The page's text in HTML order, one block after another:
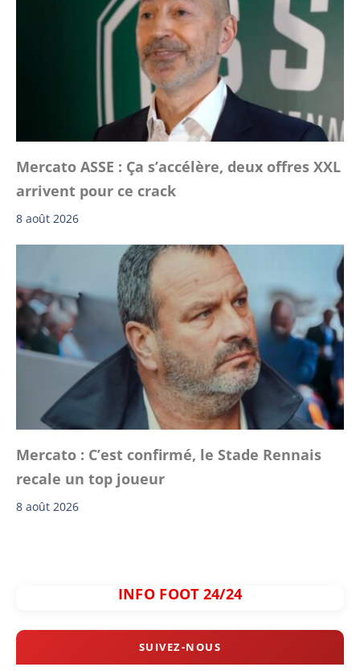
Mercato ASSE : Ça s’accélère, deux offres XXL
arrivent pour ce crack
8 août 2026
Mercato : C’est confirmé, le Stade Rennais
recale un top joueur
8 août 2026
INFO FOOT 24/24